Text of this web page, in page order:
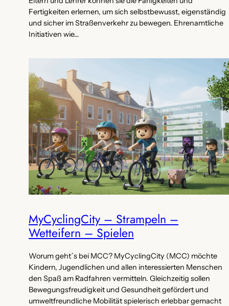
Fertigkeiten erlernen, um sich selbstbewusst, eigenständig
und sicher im Straßenverkehr zu bewegen. Ehrenamtliche
Initiativen wie…
MyCyclingCity – Strampeln –
Wetteifern – Spielen
Worum geht´s bei MCC? MyCyclingCity (MCC) möchte
Kindern, Jugendlichen und allen interessierten Menschen
den Spaß am Radfahren vermitteln. Gleichzeitig sollen
Bewegungsfreudigkeit und Gesundheit gefördert und
umweltfreundliche Mobilität spielerisch erlebbar gemacht